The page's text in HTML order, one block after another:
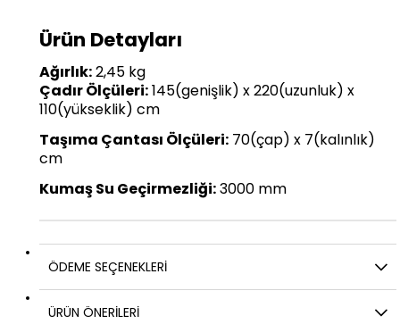
Ürün Detayları
Ağırlık:2,45 kg
Çadır Ölçüleri:145(genişlik) x 220(uzunluk) x
110(yükseklik) cm
Taşıma Çantası Ölçüleri: 70(çap) x 7(kalınlık)
cm
Kumaş Su Geçirmezliği:3000 mm
ÖDEME SEÇENEKLERI
ÜRÜN ÖNERILERI